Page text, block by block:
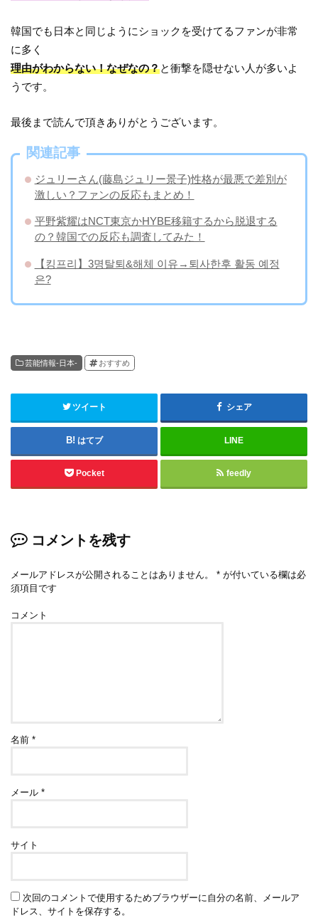
韓国でも日本と同じようにショックを受けてるファンが非常
に多く
理由がわからない！なぜなの？と衝撃を隠せない人が多いよ
うです。
最後まで読んで頂きありがとうございます。
関連記事
ジュリーさん(藤島ジュリー景子)性格が最悪で差別が
激しい？ファンの反応もまとめ！
平野紫耀はNCT東京かHYBE移籍するから脱退する
の？韓国での反応も調査してみた！
【킹프리】3명탈퇴&해체 이유→퇴사한후 활동 예정
은?
芸能情報-日本- おすすめ
ツイート シェア
はてブ LINE
Pocket feedly
コメントを残す
メールアドレスが公開されることはありません。 * が付いている欄は必
須項目です
コメント
名前*
メール*
サイト
次回のコメントで使用するためブラウザーに自分の名前、メールア
ドレス、サイトを保存する。